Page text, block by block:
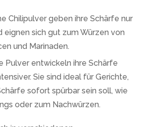
Chilipulver geben ihre Schärfe nur
eignen sich gut zum Würzen von
und Marinaden.
Pulver entwickeln ihre Schärfe
Sie sind ideal für Gerichte,
sofort spürbar sein soll, wie
oder zum Nachwürzen.